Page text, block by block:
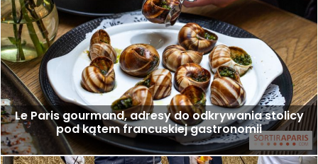
Le Paris gourmand, adresy do odkrywania stolicy
pod kątem francuskiej gastronomii